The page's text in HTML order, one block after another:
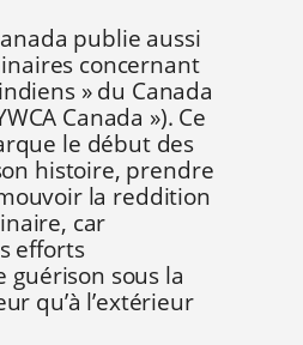
publie aussi
concernant
» du Canada
Canada »). Ce
le début des
histoire, prendre
la reddition
car
efforts
sous la
qu’à l’extérieur